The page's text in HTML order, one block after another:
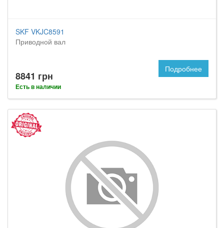
SKF VKJC8591
Приводной вал
8841 грн
Есть в наличии
Подробнее